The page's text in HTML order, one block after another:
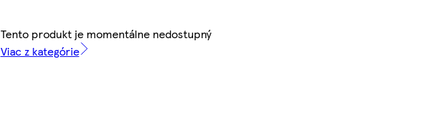
Tento produkt je momentálne nedostupný
Viac z kategórie